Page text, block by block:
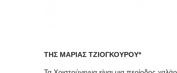
ΤΗΣ ΜΑΡΙΑΣ ΤΖΙΟΓΚΟΥΡΟΥ*